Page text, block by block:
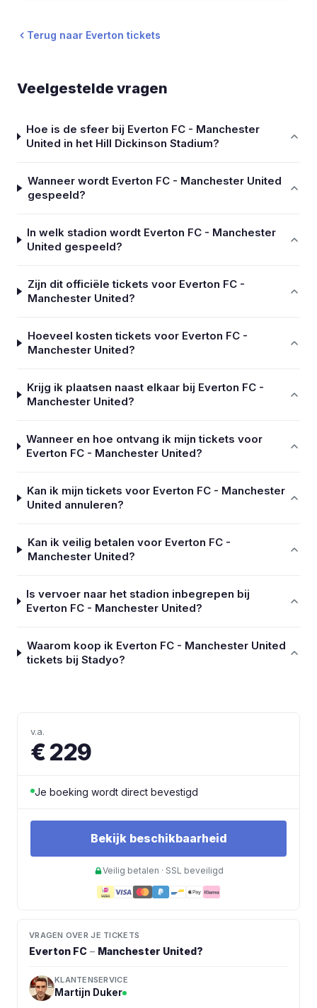
Terug naar Everton tickets
Veelgestelde vragen
Hoe is de sfeer bij Everton FC - Manchester
United in het Hill Dickinson Stadium?
Wanneer wordt Everton FC - Manchester United
gespeeld?
In welk stadion wordt Everton FC - Manchester
United gespeeld?
Zijn dit officiële tickets voor Everton FC -
Manchester United?
Hoeveel kosten tickets voor Everton FC -
Manchester United?
Krijg ik plaatsen naast elkaar bij Everton FC -
Manchester United?
Wanneer en hoe ontvang ik mijn tickets voor
Everton FC - Manchester United?
Kan ik mijn tickets voor Everton FC - Manchester
United annuleren?
Kan ik veilig betalen voor Everton FC -
Manchester United?
Is vervoer naar het stadion inbegrepen bij
Everton FC - Manchester United?
Waarom koop ik Everton FC - Manchester United
tickets bij Stadyo?
v.a.
€ 229
Je boeking wordt direct bevestigd
Bekijk beschikbaarheid
Veilig betalen · SSL beveiligd
VRAGEN OVER JE TICKETS
Everton FC – Manchester United?
KLANTENSERVICE
Martijn Duker